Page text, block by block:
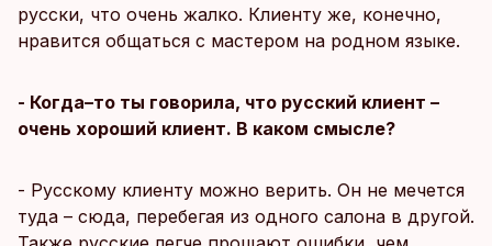
русски, что очень жалко. Клиенту же, конечно,
нравится общаться с мастером на родном языке.
- Когда–то ты говорила, что русский клиент –
очень хороший клиент. В каком смысле?
- Русскому клиенту можно верить. Он не мечется
туда – сюда, перебегая из одного салона в другой.